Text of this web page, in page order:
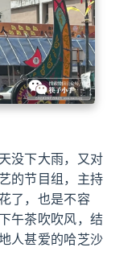
没下大雨，又对
的节目组，主持
了，也是不容
午茶吹吹风，结
人甚爱的哈芝沙